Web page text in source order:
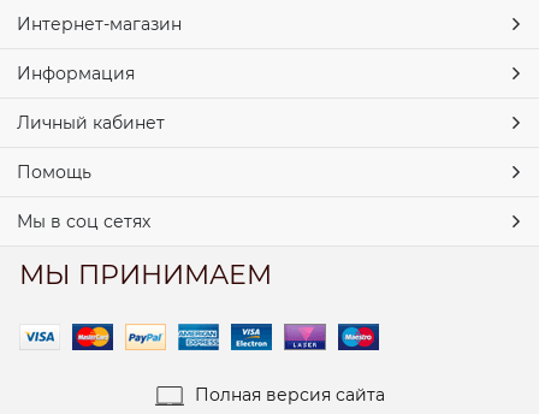
Интернет-магазин
Информация
Личный кабинет
Помощь
Мы в соц сетях
МЫ ПРИНИМАЕМ
Полная версия сайта